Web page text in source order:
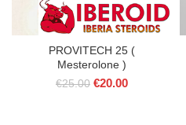
PROVITECH 25 (
Mesterolone )
€25.00 Il
€20.00Il